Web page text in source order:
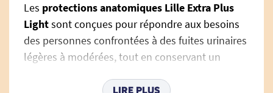
Les protections anatomiques Lille Extra Plus
Lightsont conçues pour répondre aux besoins
des personnes confrontées à des fuites urinaires
légères à modérées, tout en conservant un
format anatomique épouse les formes du corps
LIRE PLUS